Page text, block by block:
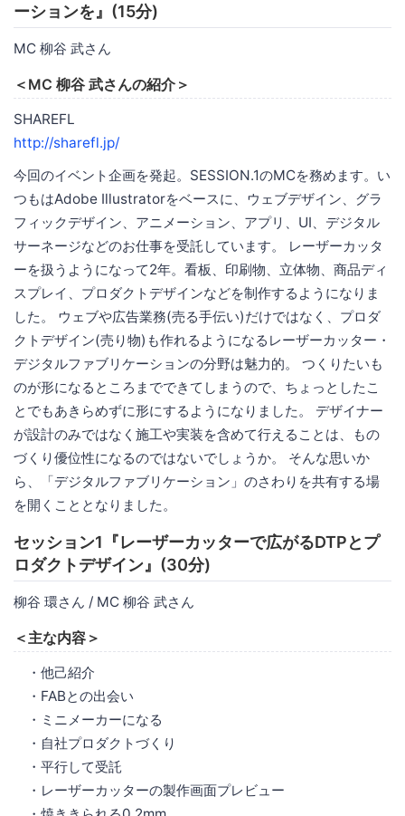
ーションを』(15分)
MC 柳谷 武さん
＜MC 柳谷 武さんの紹介＞
SHAREFL
http://sharefl.jp/
今回のイベント企画を発起。SESSION.1のMCを務めます。い
つもはAdobe Illustratorをベースに、ウェブデザイン、グラ
フィックデザイン、アニメーション、アプリ、UI、デジタル
サーネージなどのお仕事を受託しています。 レーザーカッタ
ーを扱うようになって2年。看板、印刷物、立体物、商品ディ
スプレイ、プロダクトデザインなどを制作するようになりま
した。 ウェブや広告業務(売る手伝い)だけではなく、プロダ
クトデザイン(売り物)も作れるようになるレーザーカッター・
デジタルファブリケーションの分野は魅力的。 つくりたいも
のが形になるところまでできてしまうので、ちょっとしたこ
とでもあきらめずに形にするようになりました。 デザイナー
が設計のみではなく施工や実装を含めて行えることは、もの
づくり優位性になるのではないでしょうか。 そんな思いか
ら、「デジタルファブリケーション」のさわりを共有する場
を開くこととなりました。
セッション1『レーザーカッターで広がるDTPとプ
ロダクトデザイン』(30分)
柳谷 環さん / MC 柳谷 武さん
＜主な内容＞
・他己紹介
・FABとの出会い
・ミニメーカーになる
・自社プロダクトづくり
・平行して受託
・レーザーカッターの製作画面プレビュー